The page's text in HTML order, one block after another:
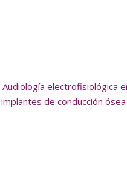
Audiología electrofisiológica
de conducción